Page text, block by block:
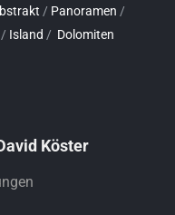
/ Panoramen /
/ Island / Dolomiten
Köster